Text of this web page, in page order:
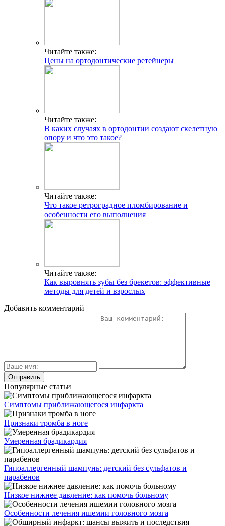
Читайте также:
Цены на ортодонтические ретейнеры
Читайте также:
В каких случаях в ортодонтии создают скелетную
опору и что это такое?
Читайте также:
Что такое ретроградное пломбирование и
особенности его выполнения
Читайте также:
Как выровнять зубы без брекетов: эффективные
методы для детей и взрослых
Добавить комментарий
Популярные статьи
Симптомы приближающегося инфаркта
Признаки тромба в ноге
Умеренная брадикардия
Гипоаллергенный шампунь: детский без сульфатов и
парабенов
Низкое нижнее давление: как помочь больному
Особенности лечения ишемии головного мозга